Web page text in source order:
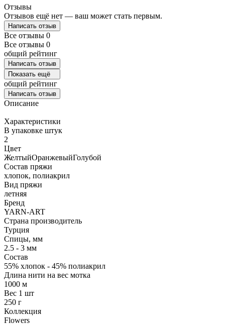
Отзывы
Отзывов ещё нет — ваш может стать первым.
Написать отзыв
Все отзывы 0
Все отзывы 0
общий рейтинг
Написать отзыв
Показать ещё
общий рейтинг
Написать отзыв
Описание
Характеристики
В упаковке штук
2
Цвет
ЖелтыйОранжевыйГолубой
Состав пряжи
хлопок, полиакрил
Вид пряжи
летняя
Бренд
YARN-ART
Страна производитель
Турция
Спицы, мм
2.5 - 3 мм
Состав
55% хлопок - 45% полиакрил
Длина нити на вес мотка
1000 м
Вес 1 шт
250 г
Коллекция
Flowers